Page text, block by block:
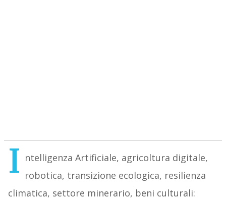
I ntelligenza Artificiale, agricoltura digitale,
robotica, transizione ecologica, resilienza
climatica, settore minerario, beni culturali: